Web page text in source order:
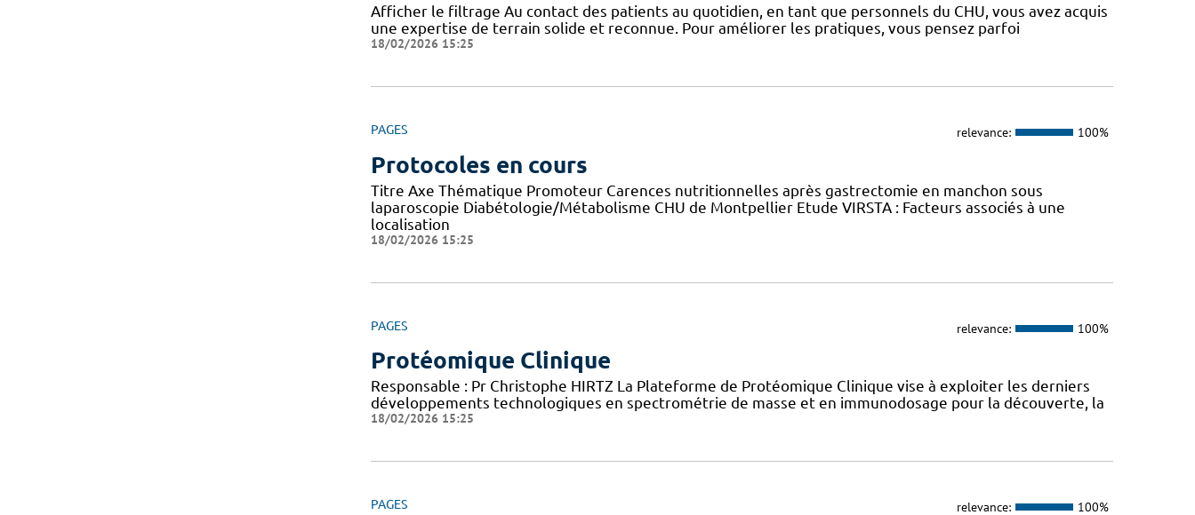
Afficher le filtrage Au contact des patients au quotidien, en tant que personnels du CHU, vous avez acquis
une expertise de terrain solide et reconnue. Pour améliorer les pratiques, vous pensez parfoi
18/02/2026 15:25
PAGES relevance: 100%
Protocoles en cours
Titre Axe Thématique Promoteur Carences nutritionnelles après gastrectomie en manchon sous
laparoscopie Diabétologie/Métabolisme CHU de Montpellier Etude VIRSTA : Facteurs associés à une
localisation
18/02/2026 15:25
PAGES relevance: 100%
Protéomique Clinique
Responsable : Pr Christophe HIRTZ La Plateforme de Protéomique Clinique vise à exploiter les derniers
développements technologiques en spectrométrie de masse et en immunodosage pour la découverte, la
18/02/2026 15:25
PAGES relevance: 100%